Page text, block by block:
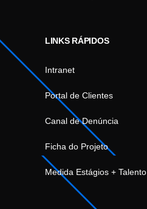
LINKS RÁPIDOS
Intranet
Portal de Clientes
Canal de Denúncia
Ficha do Projeto
Medida Estágios + Talento